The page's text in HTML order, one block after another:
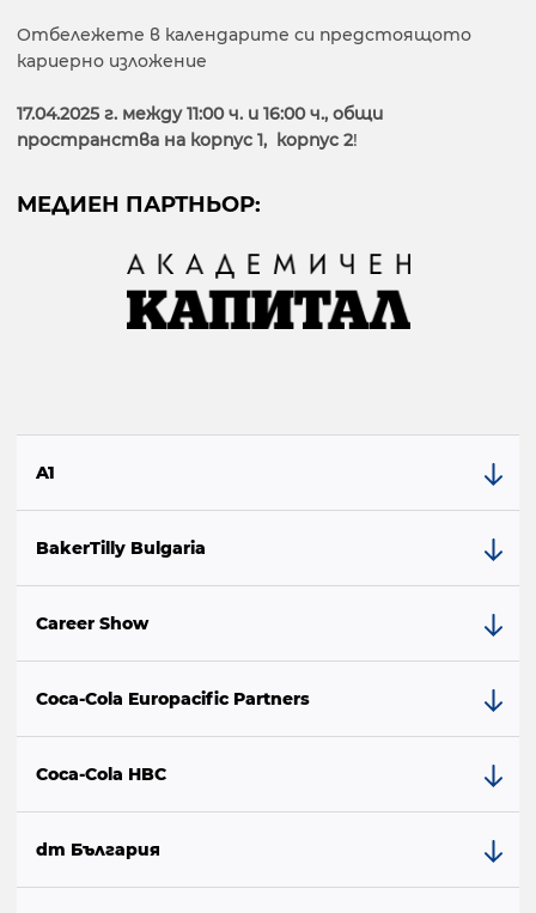
Отбележете в календарите си предстоящото
кариерно изложение
17.04.2025 г. между 11:00 ч. и 16:00 ч., общи
пространства на корпус 1, корпус 2!
МЕДИЕН ПАРТНЬОР:
A1
BakerTilly Bulgaria
Career Show
Coca-Cola Europacific Partners
Coca-Cola HBC
dm България